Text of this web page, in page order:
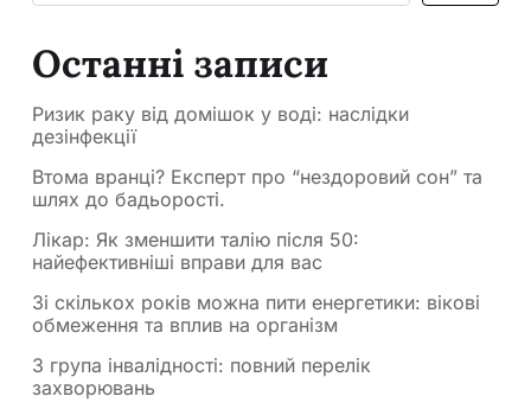
Останні записи
Ризик раку від домішок у воді: наслідки
дезінфекції
Втома вранці? Експерт про “нездоровий сон” та
шлях до бадьорості.
Лікар: Як зменшити талію після 50:
найефективніші вправи для вас
Зі скількох років можна пити енергетики: вікові
обмеження та вплив на організм
3 група інвалідності: повний перелік
захворювань